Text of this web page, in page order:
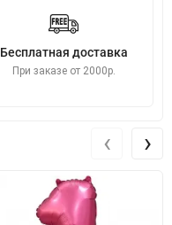
Бесплатная доставка
При заказе от 2000р.
‹ ›